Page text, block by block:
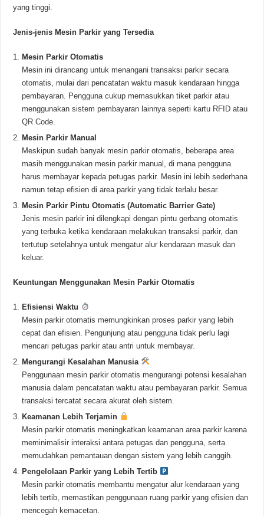
yang tinggi.
Jenis-jenis Mesin Parkir yang Tersedia
Mesin Parkir Otomatis
Mesin ini dirancang untuk menangani transaksi parkir secara
otomatis, mulai dari pencatatan waktu masuk kendaraan hingga
pembayaran. Pengguna cukup memasukkan tiket parkir atau
menggunakan sistem pembayaran lainnya seperti kartu RFID atau
QR Code.
Mesin Parkir Manual
Meskipun sudah banyak mesin parkir otomatis, beberapa area
masih menggunakan mesin parkir manual, di mana pengguna
harus membayar kepada petugas parkir. Mesin ini lebih sederhana
namun tetap efisien di area parkir yang tidak terlalu besar.
Mesin Parkir Pintu Otomatis (Automatic Barrier Gate)
Jenis mesin parkir ini dilengkapi dengan pintu gerbang otomatis
yang terbuka ketika kendaraan melakukan transaksi parkir, dan
tertutup setelahnya untuk mengatur alur kendaraan masuk dan
keluar.
Keuntungan Menggunakan Mesin Parkir Otomatis
Efisiensi Waktu
Mesin parkir otomatis memungkinkan proses parkir yang lebih
cepat dan efisien. Pengunjung atau pengguna tidak perlu lagi
mencari petugas parkir atau antri untuk membayar.
Mengurangi Kesalahan Manusia
Penggunaan mesin parkir otomatis mengurangi potensi kesalahan
manusia dalam pencatatan waktu atau pembayaran parkir. Semua
transaksi tercatat secara akurat oleh sistem.
Keamanan Lebih Terjamin
Mesin parkir otomatis meningkatkan keamanan area parkir karena
meminimalisir interaksi antara petugas dan pengguna, serta
memudahkan pemantauan dengan sistem yang lebih canggih.
Pengelolaan Parkir yang Lebih Tertib
Mesin parkir otomatis membantu mengatur alur kendaraan yang
lebih tertib, memastikan penggunaan ruang parkir yang efisien dan
mencegah kemacetan.